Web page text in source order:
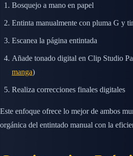
Bosquejo a mano en papel
Entinta manualmente con pluma G y
Escanea la página entintada
Añade tonado digital en Clip Studio
manga)
Realiza correcciones finales digitales
Este enfoque ofrece lo mejor de ambos
orgánica del entintado manual con la